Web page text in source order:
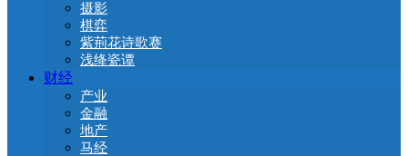
摄影
棋弈
紫荊花诗歌赛
浅绛瓷谭
财经
产业
金融
地产
马经